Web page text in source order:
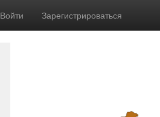
Войти Зарегистрироваться